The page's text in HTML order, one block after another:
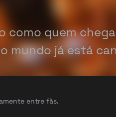
como quem
mundo já está
entre fãs.